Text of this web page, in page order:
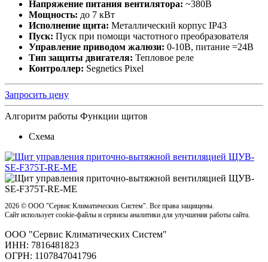
Напряжение питания вентилятора: ~380В
Мощность: до 7 кВт
Исполнение щита: Металлический корпус IP43
Пуск: Пуск при помощи частотного преобразователя
Управление приводом жалюзи: 0-10В, питание =24В
Тип защиты двигателя: Тепловое реле
Контроллер: Segnetics Pixel
Запросить цену
Алгоритм работы Функции щитов
Схема
2026 © OOO "Сервис Климатических Систем". Все права защищены.
Сайт использует cookie-файлы и сервисы аналитики для улучшения работы сайта.
OOO "Сервис Климатических Систем"
ИНН: 7816481823
ОГРН: 1107847041796